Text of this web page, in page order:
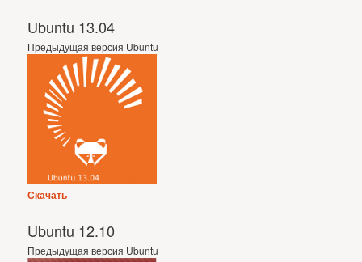
Ubuntu 13.04
Предыдущая версия Ubuntu
Скачать
Ubuntu 12.10
Предыдущая версия Ubuntu